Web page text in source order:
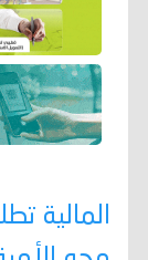
المالية